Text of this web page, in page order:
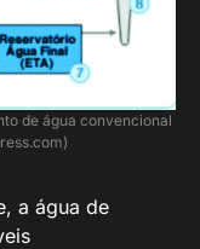
de água convencional
a água de